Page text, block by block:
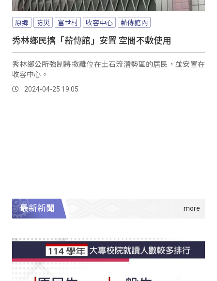
原鄉 防災 富世村 收容中心 薪傳館內
秀林鄉民擠「薪傳館」安置 空間不敷使用
秀林鄉公所強制將撤離位在土石流潛勢區的居民，並安置在
收容中心。
2024-04-25 19:05
最新新聞